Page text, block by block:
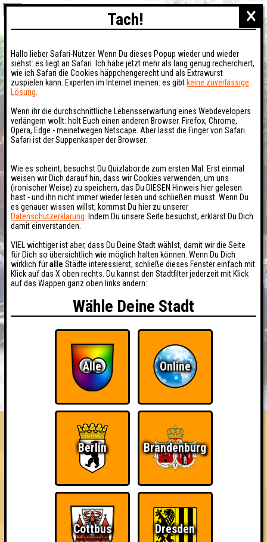
HIGHSCORE RESERVIERUNG
FAQ ÜBER UNS
Nepomuk Quiznight #109
Das Kneipenquiz in Plagwitz · 03.06.2026 · Nepomuk
Angemeldete Teams
×
Tach!
Hallo lieber Safari-Nutzer. Wenn Du dieses Popup wieder und wieder
siehst: es liegt an Safari. Ich habe jetzt mehr als lang genug recherchiert,
wie ich Safari die Cookies häppchengerecht und als Extrawurst
zuspielen kann. Experten im Internet meinen: es gibt keine zuverlässige
Lösung
Wenn ihr die durchschnittliche Lebensserwartung eines Webdevelopers
verlängern wollt: holt Euch einen anderen Browser. Firefox, Chrome,
Opera, Edge - meinetwegen Netscape. Aber lasst die Finger von Safari.
Safari ist der Suppenkasper der Browser.
Wie es scheint, besuchst Du Quizlabor.de zum ersten Mal. Erst einmal
weisen wir Dich darauf hin, dass wir Cookies verwenden, um uns
(ironischer Weise) zu speichern, das Du DIESEN Hinweis hier gelesen
hast - und ihn nicht immer wieder lesen und schließen musst. Wenn Du
es genauer wissen willst, kommst Du hier zu unserer
Datenschutzerklärung . Indem Du unsere Seite besuchst, erklärst Du Dich
damit einverstanden.
VIEL wichtiger ist aber, dass Du Deine Stadt wählst, damit wir die Seite
für Dich so übersichtlich wie möglich halten können. Wenn Du Dich
wirklich füralle Städte interessierst, schließe dieses Fenster einfach mit
Klick auf das X oben rechts. Du kannst den Stadtfilter jederzeit mit Klick
auf das Wappen ganz oben links ändern:
Wähle Deine Stadt
Alle Online
Berlin Brandenburg
Cottbus Dresden